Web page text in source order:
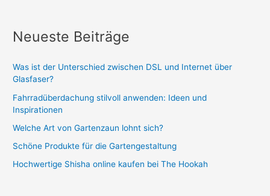
Neueste Beiträge
Was ist der Unterschied zwischen DSL und Internet über
Glasfaser?
Fahrradüberdachung stilvoll anwenden: Ideen und
Inspirationen
Welche Art von Gartenzaun lohnt sich?
Schöne Produkte für die Gartengestaltung
Hochwertige Shisha online kaufen bei The Hookah